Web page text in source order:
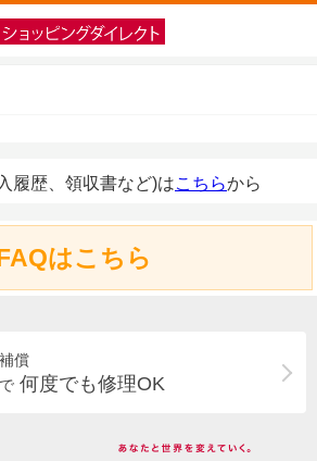
履歴、領収書など)はこちらから
はこちら
償
何度でも修理OK